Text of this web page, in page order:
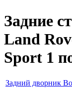
Задние
Land
Sport 1
Задний дворник